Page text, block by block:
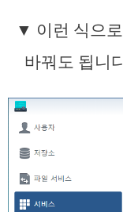
▼ 이런 식으
바꿔도 됩니